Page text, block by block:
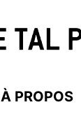
À PROPOS